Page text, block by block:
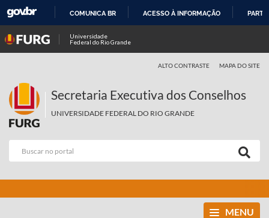
COMUNICA BR ACESSO À INFORMAÇÃO
Universidade
Federal do Rio Grande
ALTO CONTRASTE MAPA DO SITE
Secretaria Executiva dos Conselhos
UNIVERSIDADE FEDERAL DO RIO GRANDE
MENU